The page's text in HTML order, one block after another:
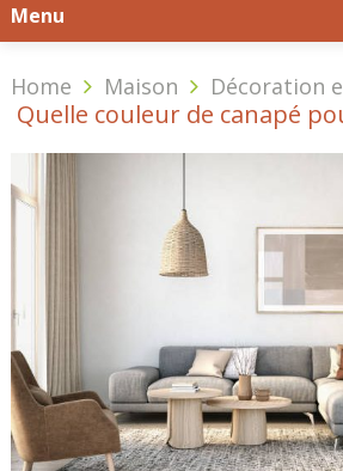
Menu
Home Maison Décoration
Quelle couleur de canapé